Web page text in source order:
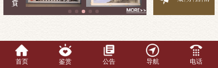
首页 鉴赏 公告 导航 电话